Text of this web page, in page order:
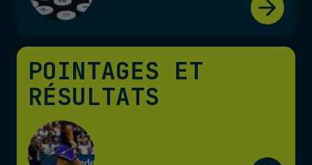
POINTAGES ET
RÉSULTATS